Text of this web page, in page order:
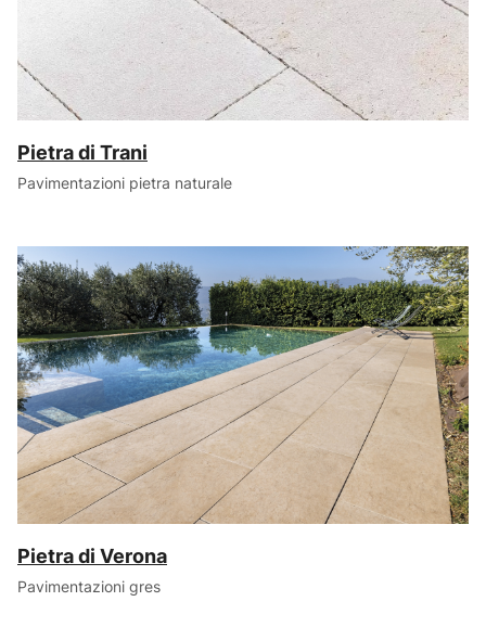
Pietra di Trani
Pavimentazioni pietra naturale
Pietra di Verona
Pavimentazioni gres